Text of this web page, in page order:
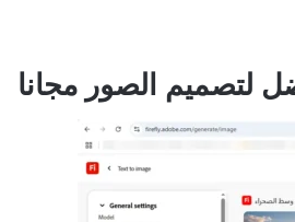
لتصميم الصور مجانا